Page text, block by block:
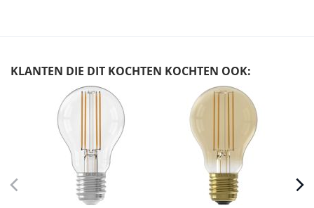
KLANTEN DIE DIT KOCHTEN KOCHTEN OOK:
carousel